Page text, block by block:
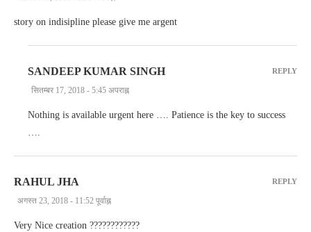
story on indisipline please give me argent
SANDEEP KUMAR SINGH
सितम्बर 17, 2018 - 5:45 अपराह्न
Nothing is available urgent here …. Patience is the key to success
….
REPLY
RAHUL JHA
अगस्त 23, 2018 - 11:52 पूर्वाह्न
Very Nice creation ????????????
REPLY